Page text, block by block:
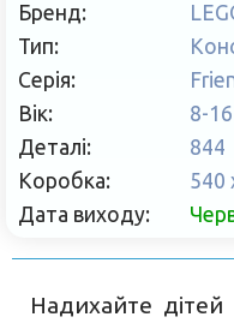
Бренд:
Тип:
Серія:
Вік:
8-16
Деталі:
844
Коробка:
540
Дата виходу:
Надихайте